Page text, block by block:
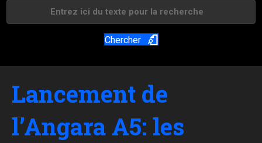
Chercher
Lancement de
l’Angara A5: les